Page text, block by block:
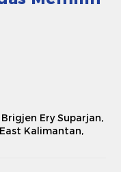
Ery Suparjan,
Kalimantan,